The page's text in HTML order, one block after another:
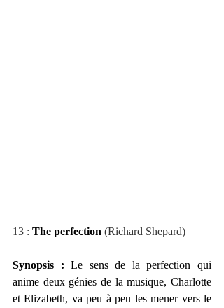
13 : The perfection (Richard Shepard)
Synopsis : Le sens de la perfection qui
anime deux génies de la musique, Charlotte
et Elizabeth, va peu à peu les mener vers le